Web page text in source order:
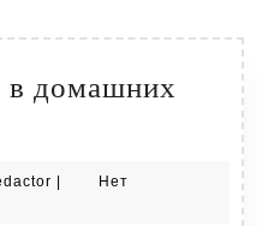
в домашних
Redactor
|
Нет